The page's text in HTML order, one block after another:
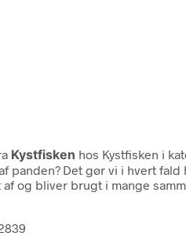
Kystfisken hos Kystfisken i
Det gør vi i hvert fald
og bliver brugt i mange